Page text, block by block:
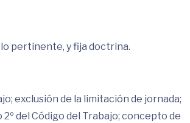
pertinente, y fija doctrina.
exclusión de la limitación de jornada;
del Código del Trabajo; concepto de